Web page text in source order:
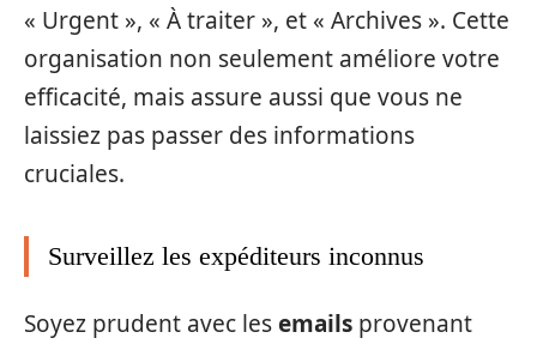
« Urgent », « À traiter », et « Archives ». Cette
organisation non seulement améliore votre
efficacité, mais assure aussi que vous ne
laissiez pas passer des informations
cruciales.
Surveillez les expéditeurs inconnus
Soyez prudent avec lesemails provenant